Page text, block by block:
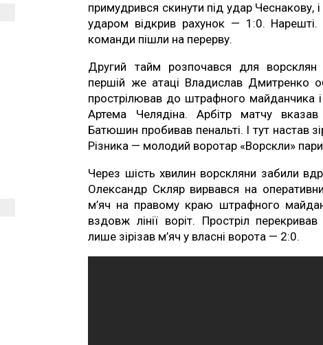
примудрився скинути під удар Чеснакову,
ударом відкрив рахунок — 1:0.
команди пішли на перерву.
Другий тайм розпочався для
першій же атаці Владислав Дмитренко
прострілював до штрафного майданчика і
Артема Челядіна. Арбітр матчу
Батюшин пробивав пенальті. І тут настав
Різника — молодий воротар «Ворскли»
Через шість хвилин ворскляни забили
Олександр Скляр вирвався на
м’яч на правому краю штрафного
вздовж лінії воріт. Простріл
лише зірізав м’яч у власні ворота — 2:0.